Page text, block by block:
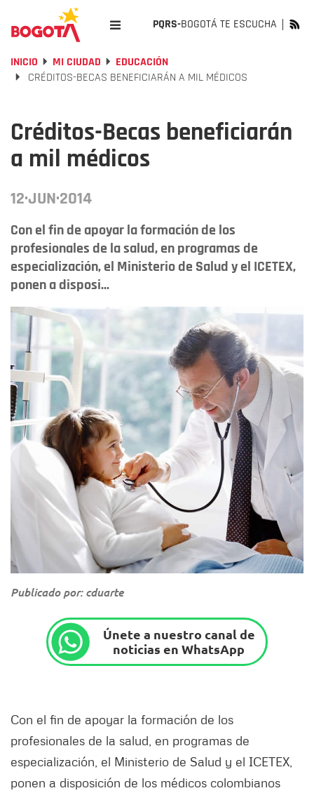
PQRS-BOGOTÁ TE ESCUCHA
INICIO MI CIUDAD
EDUCACIÓN
CRÉDITOS-BECAS BENEFICIARÁN A MIL MÉDICOS
Créditos-Becas beneficiarán
a mil médicos
12·JUN·2014
Con el fin de apoyar la formación de los
profesionales de la salud, en programas de
especialización, el Ministerio de Salud y el ICETEX,
ponen a disposi...
Publicado por: cduarte
Únete a nuestro canal de
noticias en WhatsApp
Con el fin de apoyar la formación de los
profesionales de la salud, en programas de
especialización, el Ministerio de Salud y el ICETEX,
ponen a disposición de los médicos colombianos